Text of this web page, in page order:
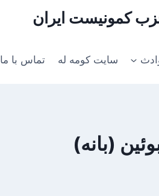
حزب کمونیست ایران
سایت کومه له تماس با ما
(بانه)